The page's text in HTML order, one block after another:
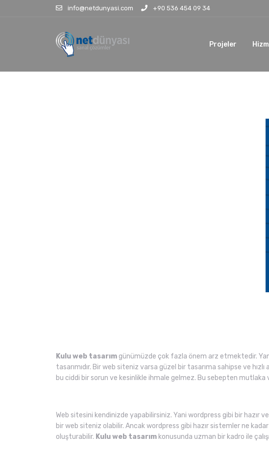
info@netdunyasi.com +90 536 454 09 34
Projeler
Kulu web tasarım günümüzde çok fazla önem arz etmektedir.
tasarımıdır. Bir web siteniz varsa güzel bir tasarıma sahipse ve
bu ciddi bir sorun ve kesinlikle ihmale gelmez. Bu sebepten
Web sitesini kendinizde yapabilirsiniz. Yani wordpress gibi bir hazır
bir web siteniz olabilir. Ancak wordpress gibi hazır sistemler ne
oluşturabilir. Kulu web tasarım konusunda uzman bir kadro ile